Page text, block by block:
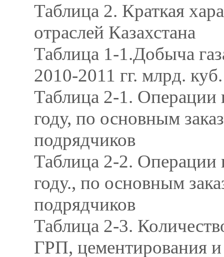
Таблица 2. Краткая
отраслей Казахстана
Таблица 1-1.Добыча
2010-2011 гг. млрд.
Таблица 2-1. Операции
году, по основным
подрядчиков
Таблица 2-2. Операции
году., по основным
подрядчиков
Таблица 2-3.
ГРП, цементирования